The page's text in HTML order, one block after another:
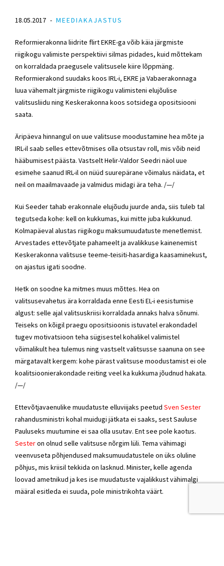
18.05.2017 MEEDIAKAJASTUS
Reformierakonna liidrite flirt EKRE-ga võib käia järgmiste
riigikogu valimiste perspektiivi silmas pidades, kuid mõttekam
on korraldada praegusele valitsusele kiire lõppmäng.
Reformierakond suudaks koos IRL-i, EKRE ja Vabaerakonnaga
luua vähemalt järgmiste riigikogu valimisteni elujõulise
valitsusliidu ning Keskerakonna koos sotsidega opositsiooni
saata.
Äripäeva hinnangul on uue valitsuse moodustamine hea mõte ja
IRL-il saab selles ettevõtmises olla otsustav roll, mis võib neid
hääbumisest päästa. Vastselt Helir-Valdor Seedri näol uue
esimehe saanud IRL-il on nüüd suurepärane võimalus näidata, et
neil on maailmavaade ja valmidus midagi ära teha. /—/
Kui Seeder tahab erakonnale elujõudu juurde anda, siis tuleb tal
tegutseda kohe: kell on kukkumas, kui mitte juba kukkunud.
Kolmapäeval alustas riigikogu maksumuudatuste menetlemist.
Arvestades ettevõtjate pahameelt ja avalikkuse kainenemist
Keskerakonna valitsuse teeme-teisiti-hasardiga kaasaminekust,
on ajastus igati soodne.
Hetk on soodne ka mitmes muus mõttes. Hea on
valitsusevahetus ära korraldada enne Eesti EL-i eesistumise
algust: selle ajal valitsuskriisi korraldada annaks halva sõnumi.
Teiseks on kõigil praegu opositsioonis istuvatel erakondadel
tugev motivatsioon teha sügisestel kohalikel valimistel
võimalikult hea tulemus ning vastselt valitsusse saanuna on see
märgatavalt kergem: kohe pärast valitsuse moodustamist ei ole
koalitsioonierakondade reiting veel ka kukkuma jõudnud hakata.
/—/
Ettevõtjavaenulike muudatuste elluviijaks peetud Sven Sester
rahandusministri kohal muidugi jätkata ei saaks, sest Sauluse
Pauluseks muutumine ei saa olla usutav. Ent see pole kaotus.
Sesteron olnud selle valitsuse nõrgim lüli. Tema vähimagi
veenvuseta põhjendused maksumuudatustele on üks oluline
põhjus, mis kriisil tekkida on lasknud. Minister, kelle agenda
loovad ametnikud ja kes ise muudatuste vajalikkust vähimalgi
määral esitleda ei suuda, pole ministrikohta väärt.